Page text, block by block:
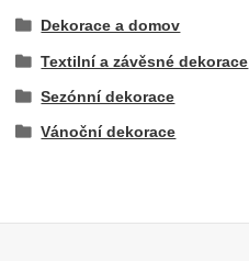
Dekorace a domov
Textilní a závěsné dekorace
Sezónní dekorace
Vánoční dekorace